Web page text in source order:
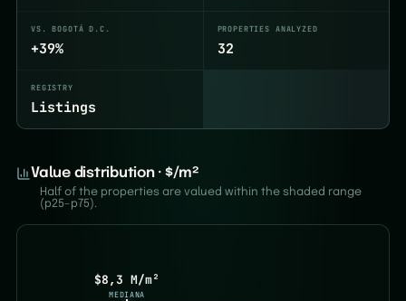
VS. BOGOTÁ D.C.
+39%
PROPERTIES ANALYZED
32
REGISTRY
Listings
Value distribution · $/m²
Half of the properties are valued within the shaded range
(p25–p75).
$8,3 M/m²
MEDIANA